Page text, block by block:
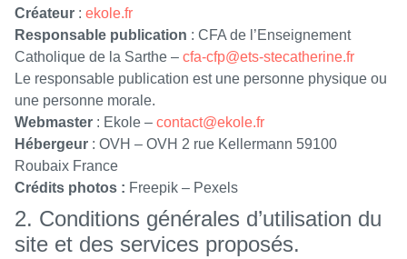
Créateur : ekole.fr
Responsable publication : CFA de l’Enseignement
Catholique de la Sarthe – cfa-cfp@ets-stecatherine.fr
Le responsable publication est une personne physique ou
une personne morale.
Webmaster : Ekole – contact@ekole.fr
Hébergeur : OVH – OVH 2 rue Kellermann 59100
Roubaix France
Crédits photos : Freepik – Pexels
2. Conditions générales d’utilisation du
site et des services proposés.